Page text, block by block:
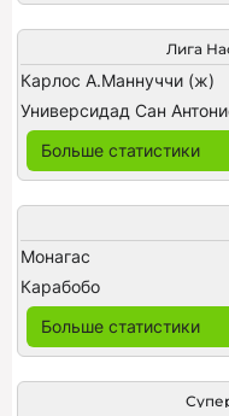
Лига
Карлос А.Маннуччи (ж)
Больше статистики
Монагас
Карабобо
Больше статистики